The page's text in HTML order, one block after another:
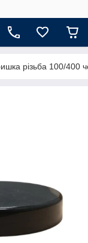
різьба 100/400